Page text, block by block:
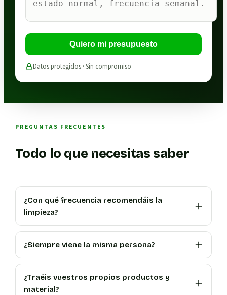
Quiero mi presupuesto
Datos protegidos · Sin compromiso
PREGUNTAS FRECUENTES
Todo lo que necesitas saber
¿Con qué frecuencia recomendáis la
limpieza?
¿Siempre viene la misma persona?
¿Traéis vuestros propios productos y
material?